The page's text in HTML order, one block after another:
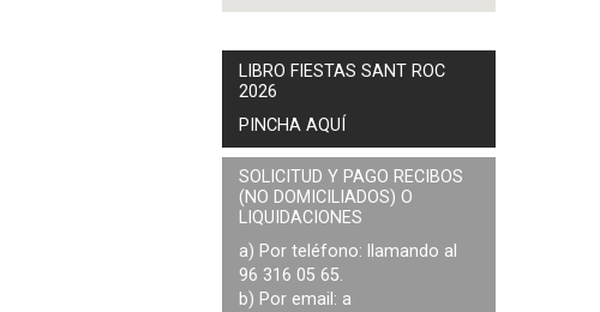
LIBRO FIESTAS SANT ROC
2026
PINCHA AQUÍ
SOLICITUD Y PAGO RECIBOS
(NO DOMICILIADOS) O
LIQUIDACIONES
a) Por teléfono: llamando al
96 316 05 65.
b) Por email: a